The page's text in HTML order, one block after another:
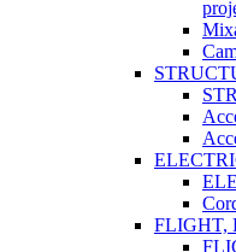
FLIGHT,